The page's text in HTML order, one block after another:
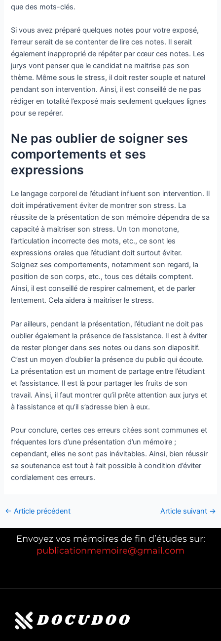
que des mots-clés.
Si vous avez préparé quelques notes pour votre exposé,
l’erreur serait de se contenter de lire ces notes. Il serait
également inapproprié de répéter par cœur ces notes. Les
jurys vont penser que le candidat ne maitrise pas son
thème. Même sous le stress, il doit rester souple et naturel
pendant son intervention. Ainsi, il est conseillé de ne pas
rédiger en totalité l’exposé mais seulement quelques lignes
pour se repérer.
Ne pas oublier de soigner ses
comportements et ses
expressions
Le langage corporel de l’étudiant influent son intervention. Il
doit impérativement éviter de montrer son stress. La
réussite de la présentation de son mémoire dépendra de sa
capacité à maitriser son stress. Un ton monotone,
l’articulation incorrecte des mots, etc., ce sont les
expressions orales que l’étudiant doit surtout éviter.
Soignez ses comportements, notamment son regard, la
position de son corps, etc., tous ces détails comptent.
Ainsi, il est conseillé de respirer calmement, et de parler
lentement. Cela aidera à maitriser le stress.
Par ailleurs, pendant la présentation, l’étudiant ne doit pas
oublier également la présence de l’assistance. Il est à éviter
de rester plonger dans ses notes ou dans son diapositif.
C’est un moyen d’oublier la présence du public qui écoute.
La présentation est un moment de partage entre l’étudiant
et l’assistance. Il est là pour partager les fruits de son
travail. Ainsi, il faut montrer qu’il prête attention aux jurys et
à l’assistance et qu’il s’adresse bien à eux.
Pour conclure, certes ces erreurs citées sont communes et
fréquentes lors d’une présentation d’un mémoire ;
cependant, elles ne sont pas inévitables. Ainsi, bien réussir
sa soutenance est tout à fait possible à condition d’éviter
cordialement ces erreurs.
← Article précédent Article suivant →
Envoyez vos mémoires de fin d’études sur:
publicationmemoire@gmail.com